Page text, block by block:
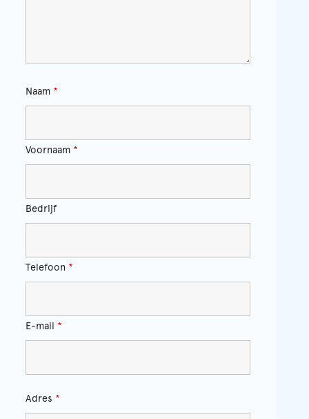
Naam *
Voornaam *
Bedrijf
Telefoon *
E-mail *
Adres *